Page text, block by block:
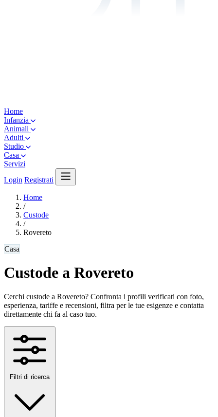
Home
Infanzia
Animali
Adulti
Studio
Casa
Servizi
Login Registrati
Home
/
Custode
/
Rovereto
Casa
Custode a Rovereto
Cerchi custode a Rovereto? Confronta i profili verificati con foto,
esperienza, tariffe e recensioni, filtra per le tue esigenze e contatta
direttamente chi fa al caso tuo.
Filtri di ricerca